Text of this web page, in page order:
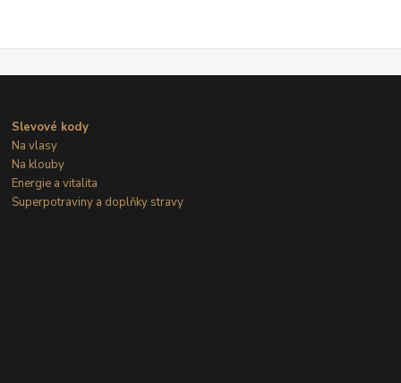
Slevové kody
Na vlasy
Na klouby
Energie a vitalita
Superpotraviny a doplňky stravy